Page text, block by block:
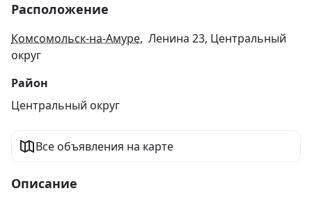
Расположение
Комсомольск-на-Амуре, Ленина 23, Центральный
округ
Район
Центральный округ
Все объявления на карте
Описание